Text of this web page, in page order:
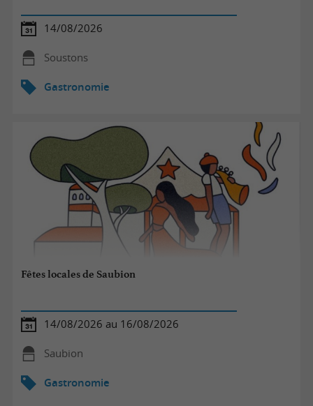
14/08/2026
Soustons
Gastronomie
Fêtes locales de Saubion
14/08/2026 au 16/08/2026
Saubion
Gastronomie